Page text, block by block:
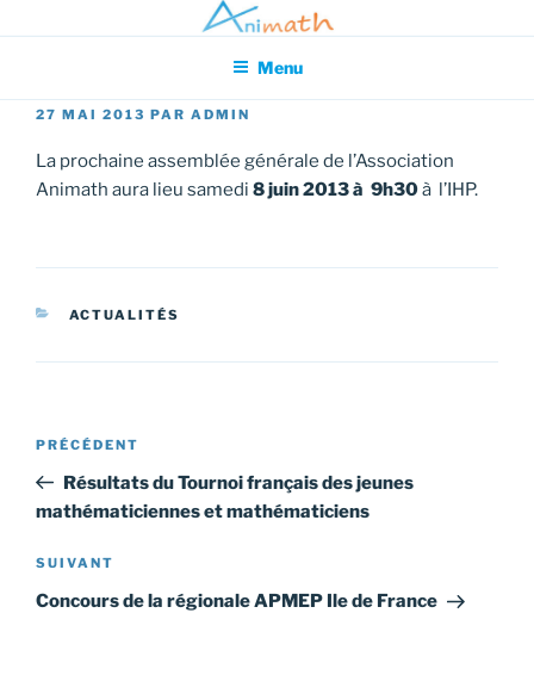
au
principal
Association pour l'Animation en Mathématiques
Menu
PUBLIÉ
27 MAI 2013 PAR ADMIN
La prochaine assemblée générale de l’Association
Animath aura lieu samedi 8 juin 2013 à 9h30à l’IHP.
CATÉGORIES
ACTUALITÉS
Navigation
l’article
Article
précédent
PRÉCÉDENT
Résultats du Tournoi français des jeunes
mathématiciennes et mathématiciens
Article
suivant
SUIVANT
Concours de la régionale APMEP Ile de France